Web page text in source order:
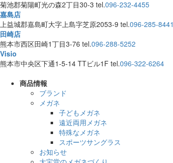
菊池郡菊陽町光の森2丁目30-3 tel.096-232-4455
嘉島店
上益城郡嘉島町大字上島字芝原2053-9 tel.096-285-8441
田崎店
熊本市西区田崎1丁目3-76 tel.096-288-5252
Visio
熊本市中央区下通1-5-14 TTビル1F tel.096-322-6264
商品情報
ブランド
メガネ
子どもメガネ
遠近両用メガネ
特殊なメガネ
スポーツサングラス
お知らせ